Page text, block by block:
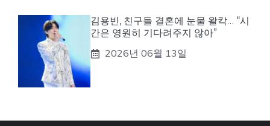
김용빈, 친구들 결혼에 눈물 왈칵… “시
간은 영원히 기다려주지 않아”
2026년 06월 13일